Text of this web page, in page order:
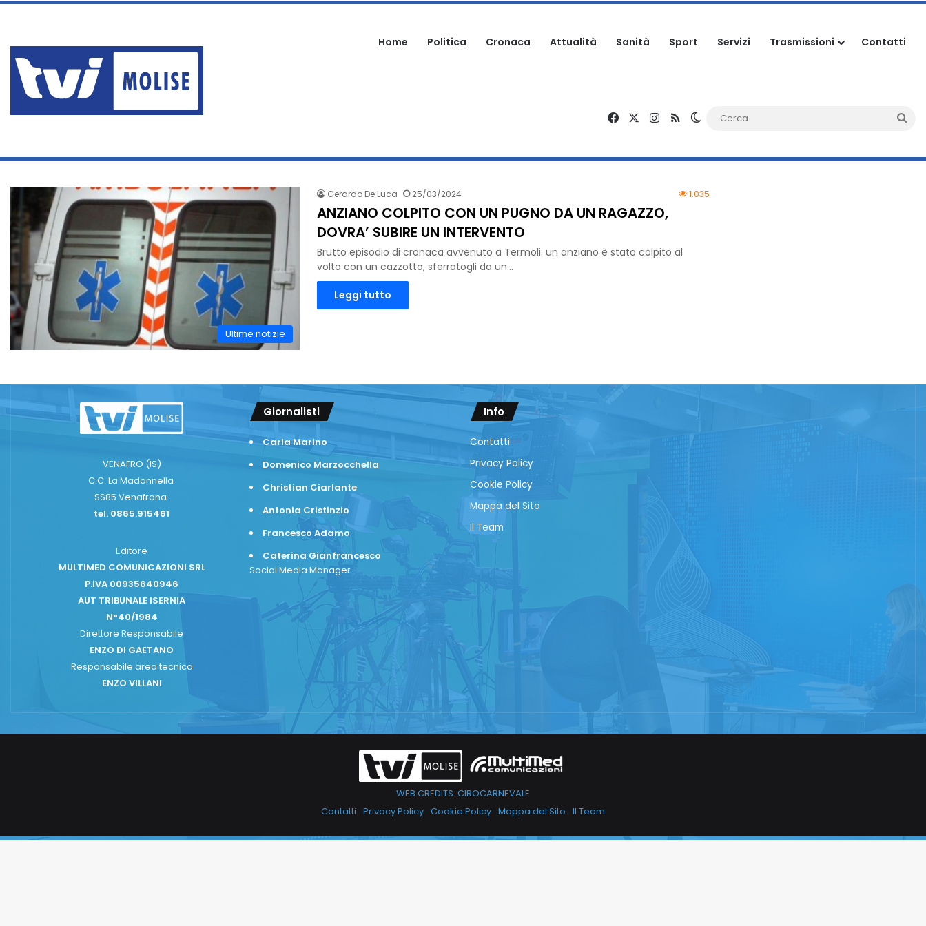
Home Politica Cronaca Attualità Sanità Sport Servizi Trasmissioni Contatti
FacebookInstagram
RSS Cambia aspetto
sabato, Agosto 8 2026
VECCHIETTO
Ultime notizie
Gerardo De Luca 25/03/2024 1.035
ANZIANO COLPITO CON UN PUGNO DA UN RAGAZZO,
DOVRA’ SUBIRE UN INTERVENTO
Brutto episodio di cronaca avvenuto a Termoli: un anziano è stato colpito al
volto con un cazzotto, sferratogli da un…
Leggi tutto
VENAFRO (IS)
C.C. La Madonnella
SS85 Venafrana.
tel. 0865.915461
Editore
MULTIMED COMUNICAZIONI SRL
P.iVA 00935640946
AUT TRIBUNALE ISERNIA
N°40/1984
Direttore Responsabile
ENZO DI GAETANO
Responsabile area tecnica
ENZO VILLANI
Giornalisti
Carla Marino
Domenico Marzocchella
Christian Ciarlante
Antonia Cristinzio
Francesco Adamo
Caterina Gianfrancesco
Social Media Manager
Info
Contatti
Privacy Policy
Cookie Policy
Mappa del Sito
Il Team
WEB CREDITS: CIROCARNEVALE
Contatti Privacy Policy Cookie Policy Mappa del Sito Il Team